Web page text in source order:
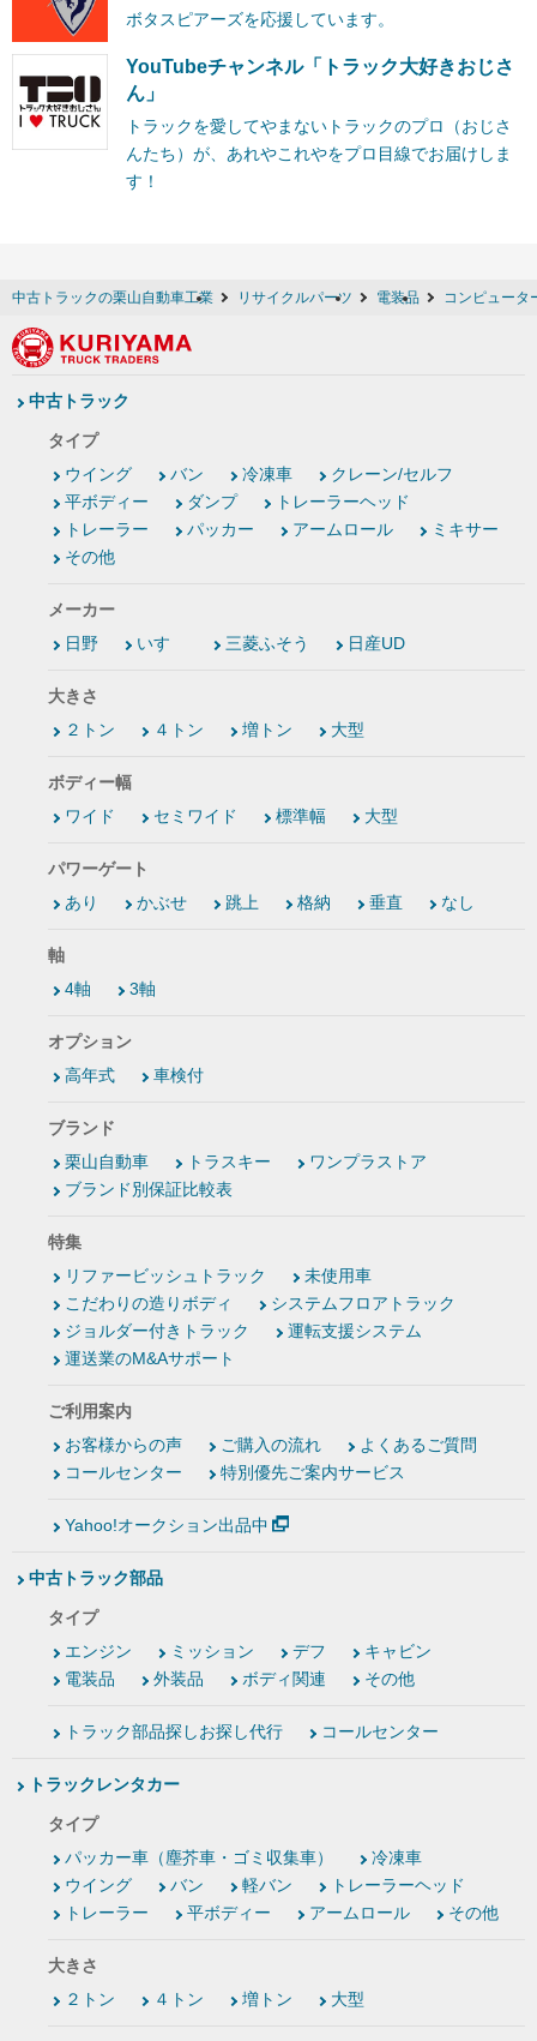
ボタスピアーズを応援しています。
YouTubeチャンネル「トラック大好きおじさ
ん」
トラックを愛してやまないトラックのプロ（おじさ
んたち）が、あれやこれやをプロ目線でお届けしま
す！
中古トラックの栗山自動車工業 リサイクルパーツ 電装品 コンピュータ
中古トラック
タイプ
ウイング
バン 冷凍車
クレーン/セルフ
平ボディー
ダンプ
トレーラーヘッド
トレーラー
パッカー アームロール
ミキサー
その他
メーカー
日野
いすゞ 三菱ふそう 日産UD
大きさ
２トン
４トン 増トン 大型
ボディー幅
ワイド
セミワイド 標準幅 大型
パワーゲート
あり
かぶせ 跳上 格納 垂直 なし
軸
4軸
3軸
オプション
高年式
車検付
ブランド
栗山自動車
トラスキー
ワンプラストア
ブランド別保証比較表
特集
リファービッシュトラック
未使用車
こだわりの造りボディ
システムフロアトラック
ジョルダー付きトラック
運転支援システム
運送業のM&Aサポート
ご利用案内
お客様からの声
ご購入の流れ
よくあるご質問
コールセンター
特別優先ご案内サービス
Yahoo!オークション出品中
中古トラック部品
タイプ
エンジン
ミッション デフ
キャビン
電装品
外装品 ボディ関連 その他
トラック部品探しお探し代行 コールセンター
トラックレンタカー
タイプ
パッカー車（塵芥車・ゴミ収集車）
冷凍車
ウイング
バン 軽バン
トレーラーヘッド
トレーラー
平ボディー アームロール その他
大きさ
２トン
４トン 増トン 大型